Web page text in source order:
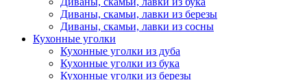
Диваны, скамьи, лавки из березы
Диваны, скамьи, лавки из сосны
Кухонные уголки
Кухонные уголки из дуба
Кухонные уголки из бука
Кухонные уголки из березы